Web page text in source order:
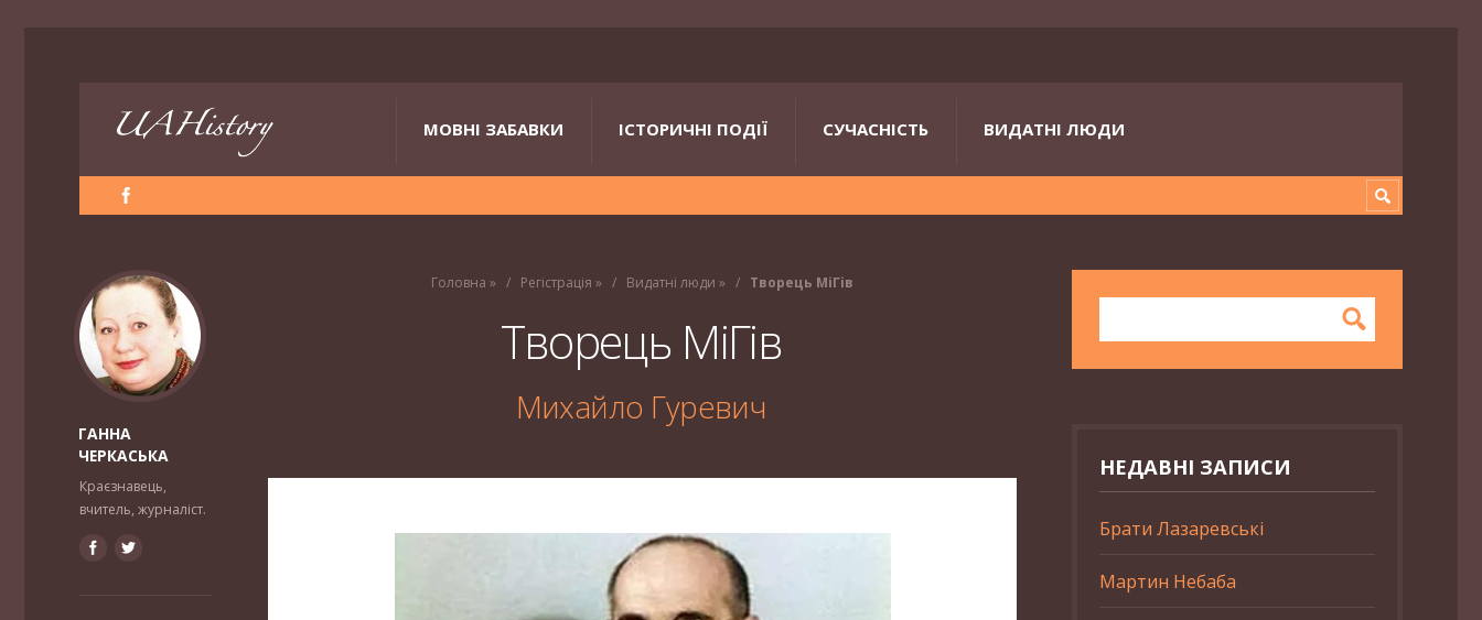
МОВНІ ЗАБАВКИ ІСТОРИЧНІ ПОДІЇ СУЧАСНІСТЬ ВИДАТНІ ЛЮДИ
Головна » Регістрація » Видатні люди » Творець МіГів
Творець МіГів
Михайло Гуревич
ГАННА
ЧЕРКАСЬКА
Краєзнавець,
вчитель, журналіст.
НЕДАВНІ ЗАПИСИ
Брати Лазаревські
Мартин Небаба